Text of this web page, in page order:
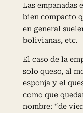
Las empanadas
bien compacto
en general
bolivianas, etc.
El caso de la
solo queso, al
esponja y el
como que
nombre: “de